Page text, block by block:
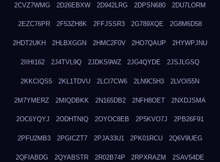
2CVZ7WMG 2D26EBXW 2D942LRG 2DPSN680 2DU7LORM
2EZC76PR 2F53ZH8K 2FFJSSR3 2G789XQE 2G8M6D58
2HDT2UKH 2HLBXGGN 2HMC2F0V 2HO7QAUP 2HYWPJNU
2IIHI162 2J4TVL9Q 2JDKS9WZ 2JG4QYDE 2JSJLGSQ
2KKCIQS5 2KL1TDVU 2LCI7CW6 2LN9C5H3 2LVOI55N
2M7YMERZ 2MIQDBKK 2N165DB2 2NFH8OET 2NXDJSMA
2OC6YQYJ 2ODHTNIQ 2OYOC8EB 2P5KVO7J 2PB26F91
2PFU2MB3 2PGICZT7 2PJA33U1 2PK01RCU 2Q6V9UEG
2QFIABDG 2QYABSTR 2R02B74P 2RPXRAZM 2SAV54DE